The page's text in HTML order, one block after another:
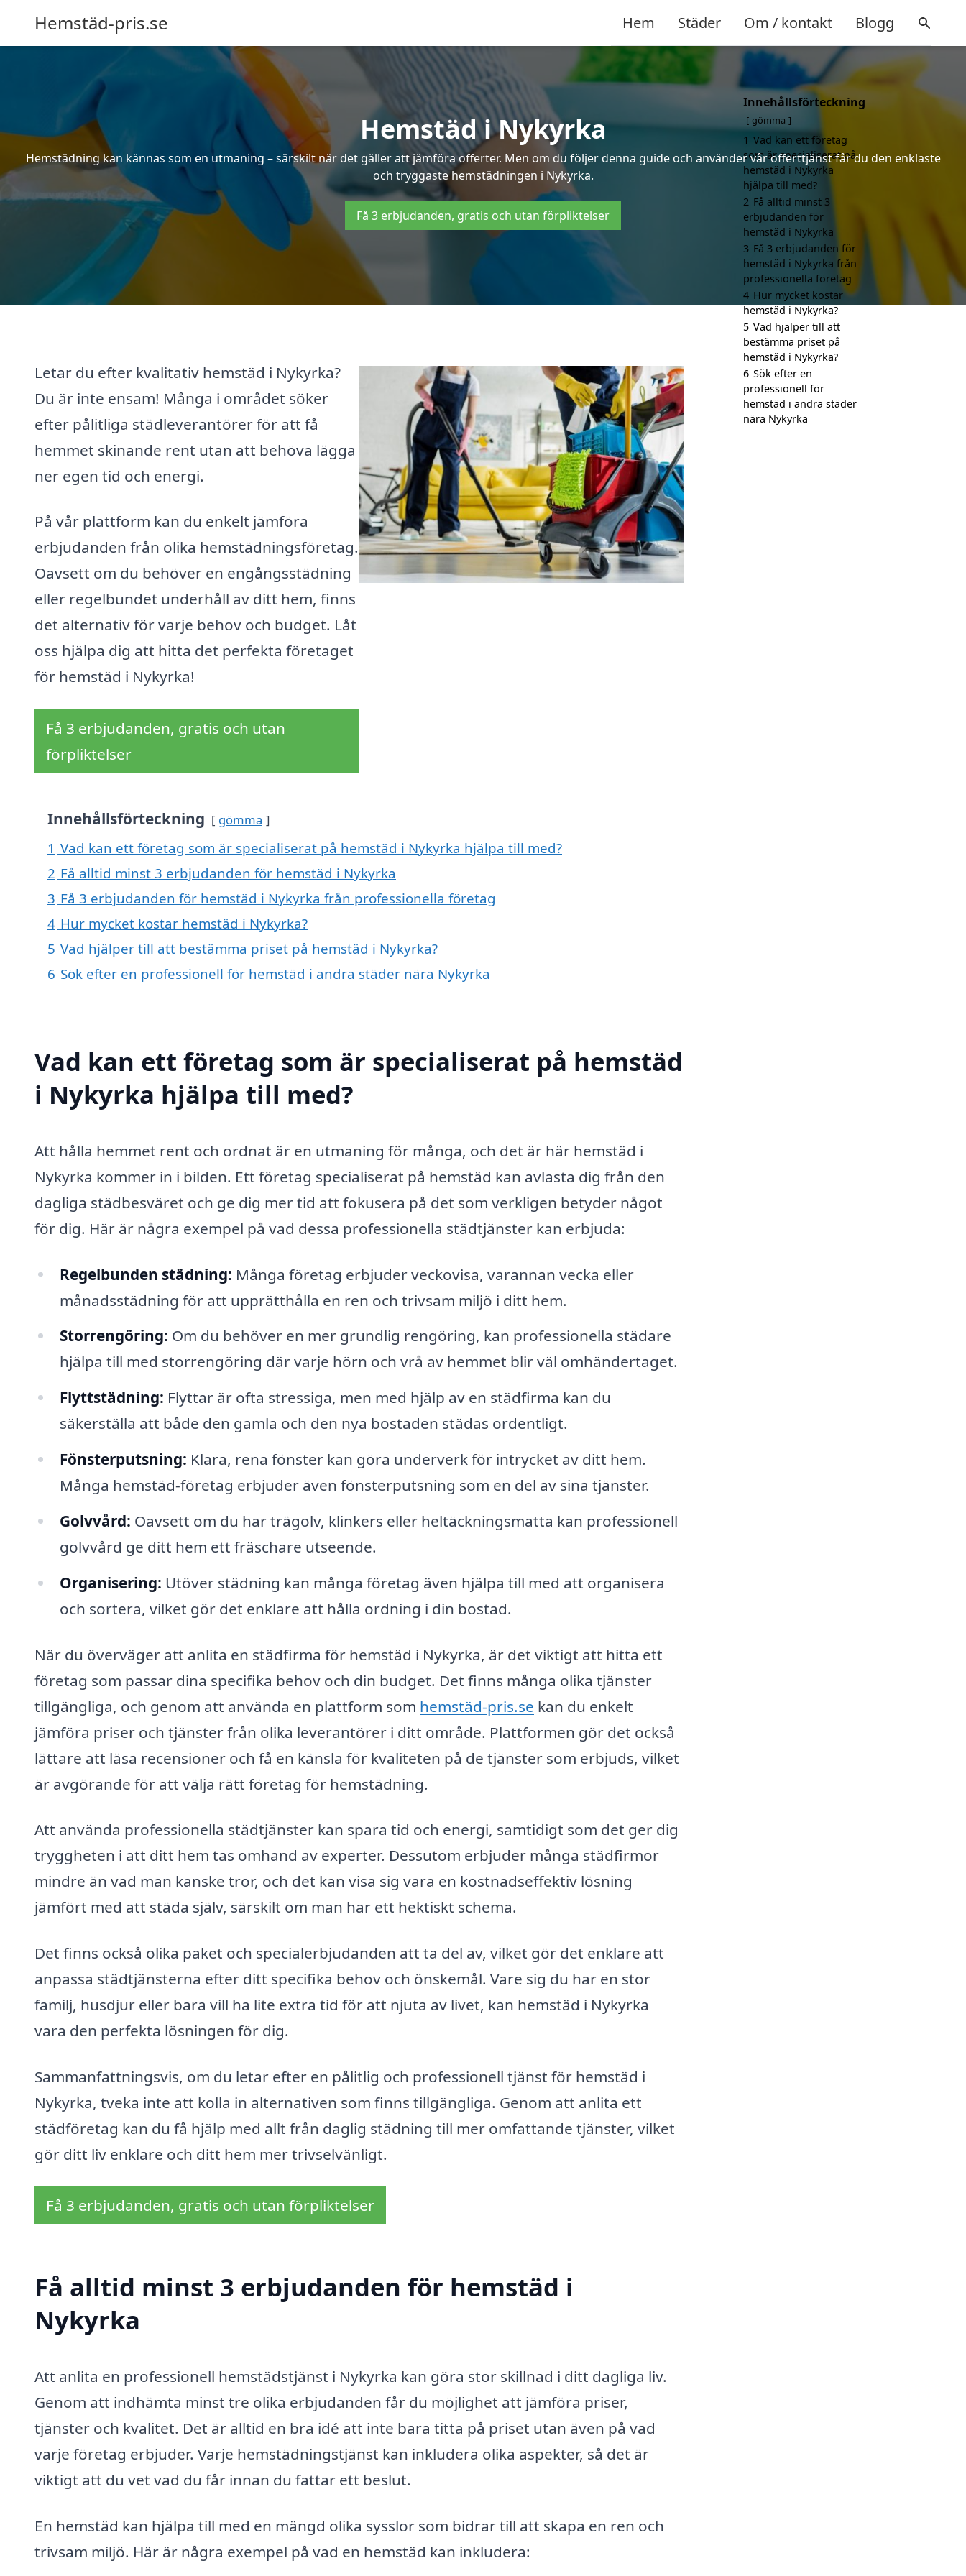
Hemstäd-pris.se Hem Städer Om / kontakt Blogg
Hemstäd i Nykyrka
Hemstädning kan kännas som en utmaning – särskilt när det gäller att jämföra offerter. Men om du följer denna guide och använder vår offerttjänst får du den enklaste
och tryggaste hemstädningen i Nykyrka.
Få 3 erbjudanden, gratis och utan förpliktelser
Letar du efter kvalitativ hemstäd i Nykyrka?
Du är inte ensam! Många i området söker
efter pålitliga städleverantörer för att få
hemmet skinande rent utan att behöva lägga
ner egen tid och energi.
På vår plattform kan du enkelt jämföra
erbjudanden från olika hemstädningsföretag.
Oavsett om du behöver en engångsstädning
eller regelbundet underhåll av ditt hem, finns
det alternativ för varje behov och budget. Låt
oss hjälpa dig att hitta det perfekta företaget
för hemstäd i Nykyrka!
Få 3 erbjudanden, gratis och utan
förpliktelser
Innehållsförteckning gömma
1 Vad kan ett företag som är specialiserat på hemstäd i Nykyrka hjälpa till med?
2 Få alltid minst 3 erbjudanden för hemstäd i Nykyrka
3 Få 3 erbjudanden för hemstäd i Nykyrka från professionella företag
4 Hur mycket kostar hemstäd i Nykyrka?
5 Vad hjälper till att bestämma priset på hemstäd i Nykyrka?
6 Sök efter en professionell för hemstäd i andra städer nära Nykyrka
Vad kan ett företag som är specialiserat på hemstäd
i Nykyrka hjälpa till med?
Att hålla hemmet rent och ordnat är en utmaning för många, och det är här hemstäd i
Nykyrka kommer in i bilden. Ett företag specialiserat på hemstäd kan avlasta dig från den
dagliga städbesväret och ge dig mer tid att fokusera på det som verkligen betyder något
för dig. Här är några exempel på vad dessa professionella städtjänster kan erbjuda:
Regelbunden städning: Många företag erbjuder veckovisa, varannan vecka eller
månadsstädning för att upprätthålla en ren och trivsam miljö i ditt hem.
Storrengöring: Om du behöver en mer grundlig rengöring, kan professionella städare
hjälpa till med storrengöring där varje hörn och vrå av hemmet blir väl omhändertaget.
Flyttstädning: Flyttar är ofta stressiga, men med hjälp av en städfirma kan du
säkerställa att både den gamla och den nya bostaden städas ordentligt.
Fönsterputsning: Klara, rena fönster kan göra underverk för intrycket av ditt hem.
Många hemstäd-företag erbjuder även fönsterputsning som en del av sina tjänster.
Golvvård: Oavsett om du har trägolv, klinkers eller heltäckningsmatta kan professionell
golvvård ge ditt hem ett fräschare utseende.
Organisering: Utöver städning kan många företag även hjälpa till med att organisera
och sortera, vilket gör det enklare att hålla ordning i din bostad.
När du överväger att anlita en städfirma för hemstäd i Nykyrka, är det viktigt att hitta ett
företag som passar dina specifika behov och din budget. Det finns många olika tjänster
tillgängliga, och genom att använda en plattform som hemstäd-pris.se kan du enkelt
jämföra priser och tjänster från olika leverantörer i ditt område. Plattformen gör det också
lättare att läsa recensioner och få en känsla för kvaliteten på de tjänster som erbjuds, vilket
är avgörande för att välja rätt företag för hemstädning.
Att använda professionella städtjänster kan spara tid och energi, samtidigt som det ger dig
tryggheten i att ditt hem tas omhand av experter. Dessutom erbjuder många städfirmor
mindre än vad man kanske tror, och det kan visa sig vara en kostnadseffektiv lösning
jämfört med att städa själv, särskilt om man har ett hektiskt schema.
Det finns också olika paket och specialerbjudanden att ta del av, vilket gör det enklare att
anpassa städtjänsterna efter ditt specifika behov och önskemål. Vare sig du har en stor
familj, husdjur eller bara vill ha lite extra tid för att njuta av livet, kan hemstäd i Nykyrka
vara den perfekta lösningen för dig.
Sammanfattningsvis, om du letar efter en pålitlig och professionell tjänst för hemstäd i
Nykyrka, tveka inte att kolla in alternativen som finns tillgängliga. Genom att anlita ett
städföretag kan du få hjälp med allt från daglig städning till mer omfattande tjänster, vilket
gör ditt liv enklare och ditt hem mer trivselvänligt.
Få 3 erbjudanden, gratis och utan förpliktelser
Få alltid minst 3 erbjudanden för hemstäd i
Nykyrka
Att anlita en professionell hemstädstjänst i Nykyrka kan göra stor skillnad i ditt dagliga liv.
Genom att indhämta minst tre olika erbjudanden får du möjlighet att jämföra priser,
tjänster och kvalitet. Det är alltid en bra idé att inte bara titta på priset utan även på vad
varje företag erbjuder. Varje hemstädningstjänst kan inkludera olika aspekter, så det är
viktigt att du vet vad du får innan du fattar ett beslut.
En hemstäd kan hjälpa till med en mängd olika sysslor som bidrar till att skapa en ren och
trivsam miljö. Här är några exempel på vad en hemstäd kan inkludera:
Innehållsförteckning
gömma
1 Vad kan ett företag
som är specialiserat på
hemstäd i Nykyrka
hjälpa till med?
2 Få alltid minst 3
erbjudanden för
hemstäd i Nykyrka
3 Få 3 erbjudanden för
hemstäd i Nykyrka från
professionella företag
4 Hur mycket kostar
hemstäd i Nykyrka?
5 Vad hjälper till att
bestämma priset på
hemstäd i Nykyrka?
6 Sök efter en
professionell för
hemstäd i andra städer
nära Nykyrka